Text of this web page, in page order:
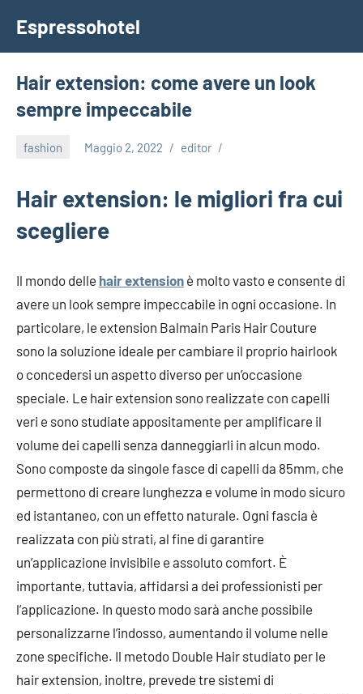
contenuto
Espressohotel
Dove
le
Notizie
Trovano
Casa
Hair extension: come avere un look
sempre impeccabile
fashion Maggio 2, 2022 editor
Hair extension: le migliori fra cui
scegliere
Il mondo delle hair extension è molto vasto e consente di
avere un look sempre impeccabile in ogni occasione. In
particolare, le extension Balmain Paris Hair Couture
sono la soluzione ideale per cambiare il proprio hairlook
o concedersi un aspetto diverso per un’occasione
speciale. Le hair extension sono realizzate con capelli
veri e sono studiate appositamente per amplificare il
volume dei capelli senza danneggiarli in alcun modo.
Sono composte da singole fasce di capelli da 85mm, che
permettono di creare lunghezza e volume in modo sicuro
ed istantaneo, con un effetto naturale. Ogni fascia è
realizzata con più strati, al fine di garantire
un’applicazione invisibile e assoluto comfort. È
importante, tuttavia, affidarsi a dei professionisti per
l’applicazione. In questo modo sarà anche possibile
personalizzarne l’indosso, aumentando il volume nelle
zone specifiche. Il metodo Double Hair studiato per le
hair extension, inoltre, prevede tre sistemi di